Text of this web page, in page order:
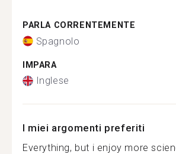
PARLA CORRENTEMENTE
Spagnolo
IMPARA
Inglese
I miei argomenti preferiti
Everything, but i enjoy more